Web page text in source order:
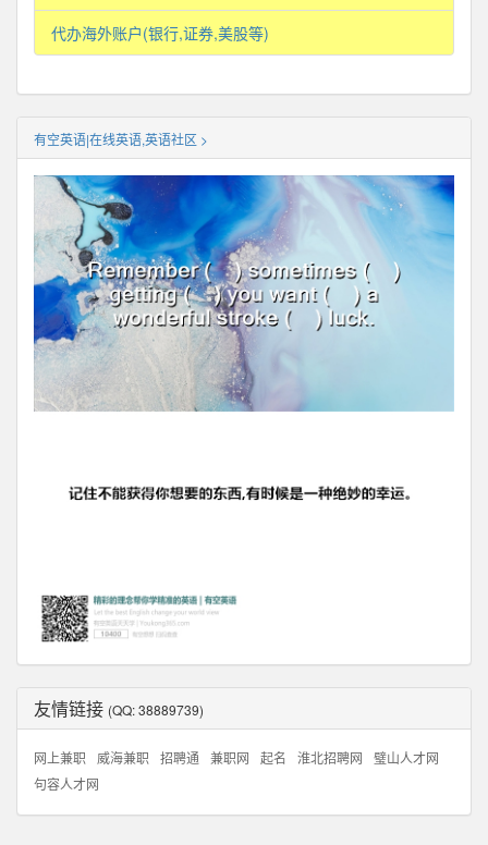
代办海外账户(银行,证券,美股等)
有空英语|在线英语,英语社区 >
友情链接 (QQ: 38889739)
网上兼职 威海兼职 招聘通 兼职网 起名 淮北招聘网
璧山人才网
句容人才网